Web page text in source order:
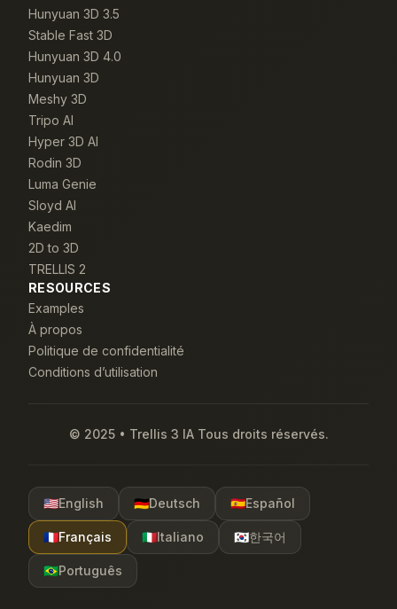
Hunyuan 3D 3.5
Stable Fast 3D
Hunyuan 3D 4.0
Hunyuan 3D
Meshy 3D
Tripo AI
Hyper 3D AI
Rodin 3D
Luma Genie
Sloyd AI
Kaedim
2D to 3D
TRELLIS 2
RESOURCES
Examples
À propos
Politique de confidentialité
Conditions d’utilisation
© 2025 • Trellis 3 IA Tous droits réservés.
🇺🇸English 🇩🇪Deutsch 🇪🇸Español
🇫🇷Français 🇮🇹Italiano 🇰🇷한국어
🇧🇷Português